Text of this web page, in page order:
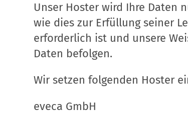
Unser Hoster wird Ihre Daten
wie dies zur Erfüllung seiner
erforderlich ist und unsere
Daten befolgen.
Wir setzen folgenden Hoster
eveca GmbH